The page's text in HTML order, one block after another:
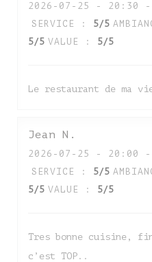
2026-07-25
- 20:30 -
SERVICE
: 5/5
5/5 VALUE : 5/5
Le restaurant de ma
Jean N
2026-07-25
- 20:00 -
SERVICE
: 5/5
5/5 VALUE : 5/5
Tres bonne cuisine,
c’est TOP..